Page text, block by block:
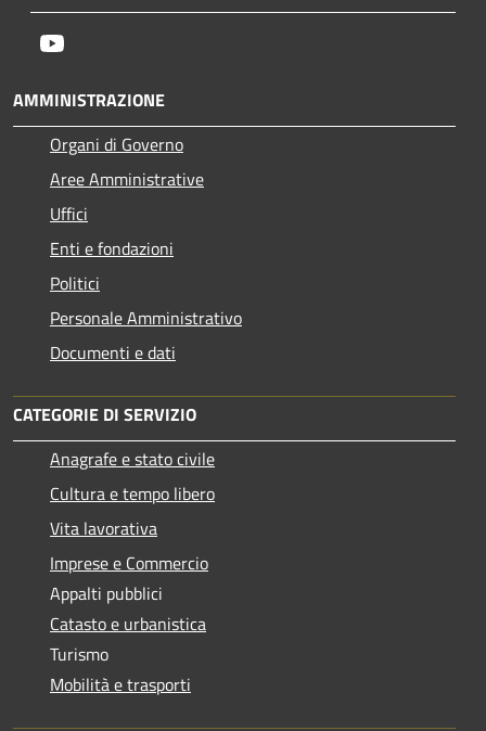
AMMINISTRAZIONE
Organi di Governo
Aree Amministrative
Uffici
Enti e fondazioni
Politici
Personale Amministrativo
Documenti e dati
CATEGORIE DI SERVIZIO
Anagrafe e stato civile
Cultura e tempo libero
Vita lavorativa
Imprese e Commercio
Appalti pubblici
Catasto e urbanistica
Turismo
Mobilità e trasporti